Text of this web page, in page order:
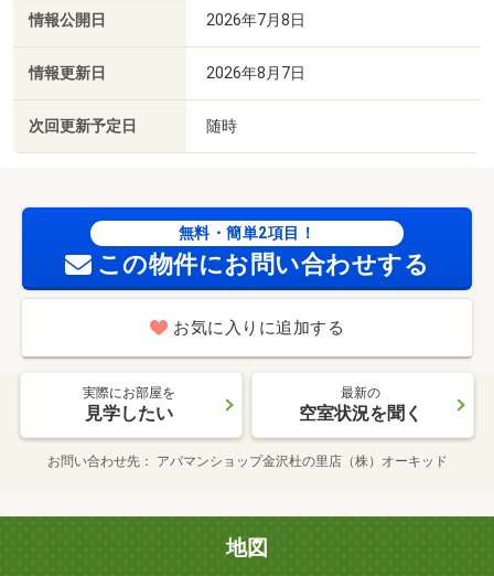
情報公開日 2026年7月8日
情報更新日 2026年8月7日
次回更新予定日 随時
無料・簡単2項目！
この物件にお問い合わせする
お気に入りに追加する
実際にお部屋を
見学したい
最新の
空室状況を聞く
お問い合わせ先 アパマンショップ金沢杜の里店（株）オーキッド
地図